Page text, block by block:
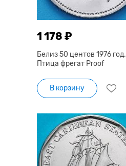
1 178 ₽
Белиз 50 центов 1976 год.
Птица фрегат Proof
В корзину